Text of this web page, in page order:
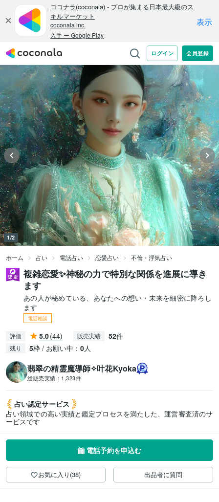
1/2
ホーム 占い 電話占い 恋愛占い 不倫・浮気占い
複雑恋愛✨神秘の力で特別な関係を進展に導き
ます
あの人が秘めている、あなたへの想い・未来を細密に降ろし
ます
電話相談
評価 5.0(44) 販売実績 52件
残り 5枠 / お願い中： 0人
翡翠の精霊魔導師✧叶花Kyoka
総販売実績： 1,323件
占い認定サービス
占い領域での高い実績と鑑定プロセスを満たした、運営審査済のサ
ービスです
電話予約を申込む
お気に入り(38) 出品者に質問